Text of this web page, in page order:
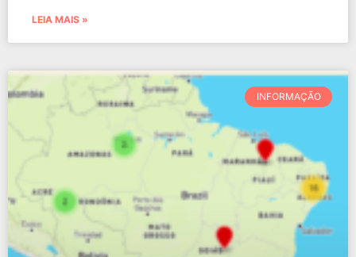
LEIA MAIS »
INFORMAÇÃO